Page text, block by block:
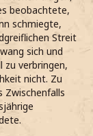
beobachtete,
schmiegte,
Streit
sich und
zu verbringen,
nicht. Zu
Zwischenfalls